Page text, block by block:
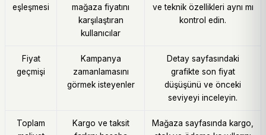
eşleşmesi
mağaza fiyatını
karşılaştıran
kullanıcılar
ve teknik özellikleri aynı mı
kontrol edin.
Fiyat
geçmişi
Kampanya
zamanlamasını
görmek isteyenler
Detay sayfasındaki
grafikte son fiyat
düşüşünü ve önceki
seviyeyi inceleyin.
Toplam
Kargo ve taksit
Mağaza sayfasında kargo,